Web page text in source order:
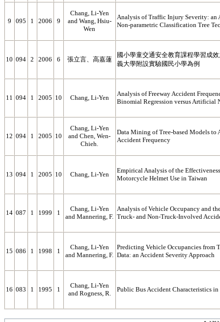
9 095 1 2006 9
Chang, Li-Yen
and Wang, Hsiu-
Wen
Analysis of Traffic Injury Severity: an
Non-parametric Classification Tree
10 094 2 2006 6 張立言、高嘉蓮
國小學童交通安全教育課程學習成
義大學附設實驗國民小學為例
11 094 1 2005 10 Chang, Li-Yen
Analysis of Freeway Accident
Binomial Regression versus Artificial
12 094 1 2005 10
Chang, Li-Yen
and Chen, Wen-
Chieh.
Data Mining of Tree-based Models to
Accident Frequency
13 094 1 2005 10 Chang, Li-Yen
Empirical Analysis of the
Motorcycle Helmet Use in Taiwan
14 087 1 1999 1
Chang, Li-Yen
and Mannering, F.
Analysis of Vehicle Occupancy and
Truck- and Non-Truck-Involved
15 086 1 1998 1
Chang, Li-Yen
and Mannering, F.
Predicting Vehicle Occupancies from
Data: an Accident Severity Approach
16 083 1 1995 1
Chang, Li-Yen
and Rogness, R.
Public Bus Accident Characteristics